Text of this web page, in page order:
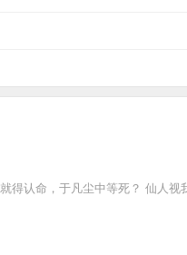
得认命，于凡尘中等死？ 仙人